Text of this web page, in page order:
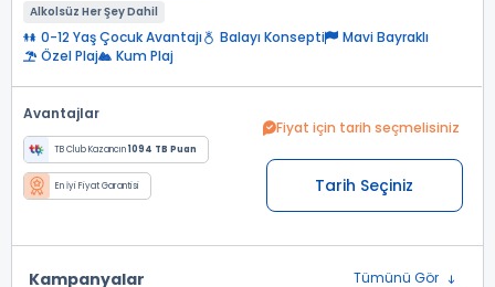
Alkolsüz Her Şey Dahil
0-12 Yaş Çocuk Avantajı Balayı Konsepti
Mavi Bayraklı
Özel Plaj
Kum Plaj
Avantajlar
TB Club Kazancın1094 TB Puan
En İyi Fiyat Garantisi
Fiyat için tarih seçmelisiniz
Tarih Seçiniz
Kampanyalar Tümünü Gör